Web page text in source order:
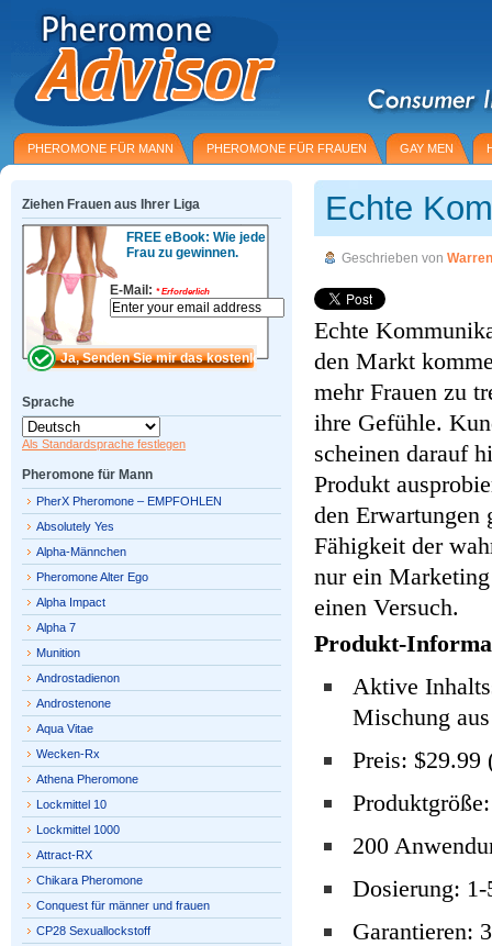
PHEROMONE FÜR MANN PHEROMONE FÜR FRAUEN GAY MEN
Echte
Geschrieben von
Echte
den Markt
mehr Frauen zu
ihre Gefühle.
scheinen darauf
Produkt
den Erwartungen
Fähigkeit der
nur ein
einen Versuch.
Produkt-
Aktive
Mischung
Preis: $29.99
200
Dosierung:
Garantieren:
Ziehen Frauen aus Ihrer Liga
FREE eBook: Wie jede
Frau zu gewinnen.
E-Mail: *Erforderlich
Sprache
Als Standardsprache festlegen
Pheromone für Mann
PherX Pheromone – EMPFOHLEN
Absolutely Yes
Alpha-Männchen
Pheromone Alter Ego
Alpha Impact
Alpha 7
Munition
Androstadienon
Androstenone
Aqua Vitae
Wecken-Rx
Athena Pheromone
Lockmittel 10
Lockmittel 1000
Attract-RX
Chikara Pheromone
Conquest für männer und frauen
CP28 Sexuallockstoff